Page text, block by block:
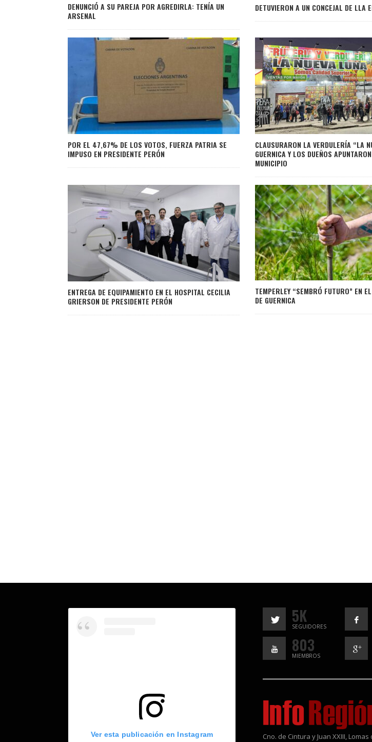
DENUNCIÓ A SU PAREJA POR AGREDIRLA: TENÍA UN
ARSENAL
DETUVIERON A UN CONCEJAL DE LLA
POR EL 47,67% DE LOS VOTOS, FUERZA PATRIA SE
IMPUSO EN PRESIDENTE PERÓN
CLAUSURARON LA VERDULERÍA “LA
GUERNICA Y LOS DUEÑOS
MUNICIPIO
ENTREGA DE EQUIPAMIENTO EN EL HOSPITAL CECILIA
GRIERSON DE PRESIDENTE PERÓN
TEMPERLEY “SEMBRÓ FUTURO” EN
DE GUERNICA
Ver esta publicación en Instagram
5K
SEGUIDORES
803
MIEMBROS
Cno. de Cintura y Juan XXIII,